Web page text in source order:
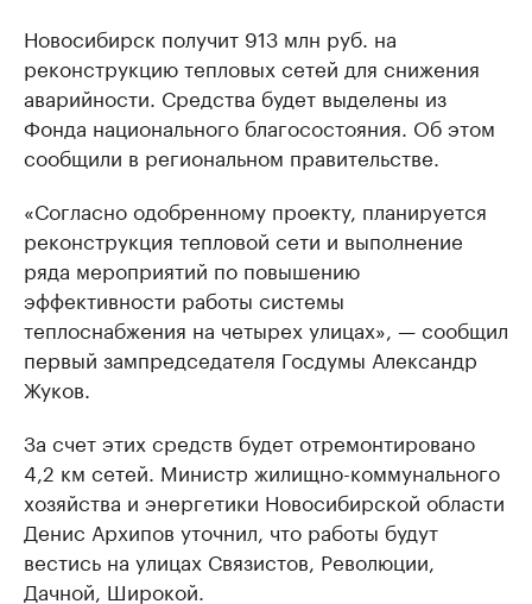
Новосибирск получит 913 млн руб. на
реконструкцию тепловых сетей для снижения
аварийности. Средства будет выделены из
Фонда национального благосостояния. Об этом
сообщили в региональном правительстве.
«Согласно одобренному проекту, планируется
реконструкция тепловой сети и выполнение
ряда мероприятий по повышению
эффективности работы системы
теплоснабжения на четырех улицах», — сообщил
первый зампредседателя Госдумы Александр
Жуков.
За счет этих средств будет отремонтировано
4,2 км сетей. Министр жилищно-коммунального
хозяйства и энергетики Новосибирской области
Денис Архипов уточнил, что работы будут
вестись на улицах Связистов, Революции,
Дачной, Широкой.